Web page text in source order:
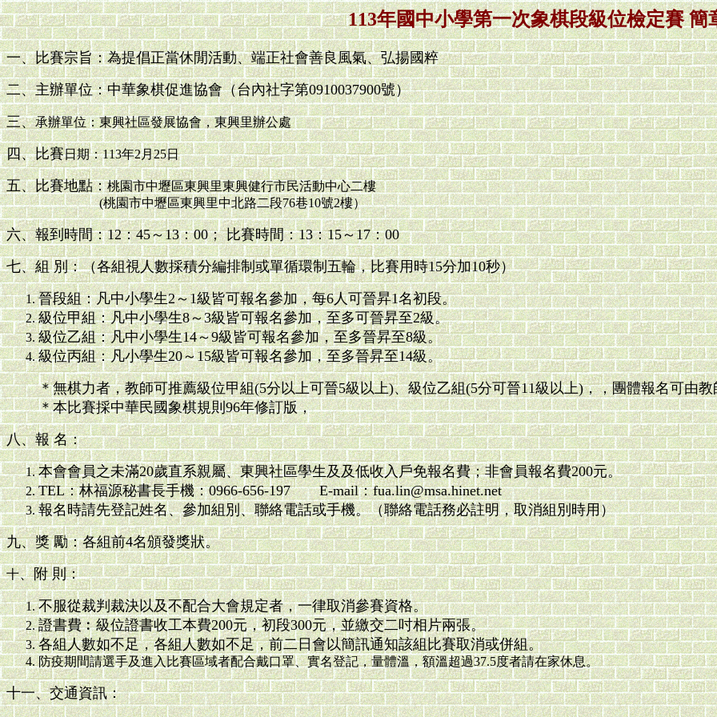
113年國中小學第一次象棋段級位檢定賽 簡
一、比賽宗旨：為提倡正當休閒活動、端正社會善良風氣、弘揚國粹
二、主辦單位：中華象棋促進協會（台內社字第0910037900號）
三、承辦單位：東興社區發展協會，東興里辦公處
四、比賽日期：113年2月25日
五、比賽地點：桃園市中壢區東興里東興健行市民活動中心二樓
(桃園市中壢區東興里中北路二段76巷10號2樓）
六、報到時間：12：45～13：00； 比賽時間：13：15～17：00
七、組 別：（各組視人數採積分編排制或單循環制五輪，比賽用時15分加10秒）
晉段組：凡中小學生2～1級皆可報名參加，每6人可晉昇1名初段。
級位甲組：凡中小學生8～3級皆可報名參加，至多可晉昇至2級。
級位乙組：凡中小學生14～9級皆可報名參加，至多晉昇至8級。
級位丙組：凡小學生20～15級皆可報名參加，至多晉昇至14級。
＊無棋力者，教師可推薦級位甲組(5分以上可晉5級以上)、級位乙組(5分可晉11級以上)，，團體報名可由
＊本比賽採中華民國象棋規則96年修訂版，
八、報 名：
本會會員之未滿20歲直系親屬、東興社區學生及及低收入戶免報名費；非會員報名費200元。
TEL：林福源秘書長手機：0966-656-197 E-mail：fua.lin@msa.hinet.net
報名時請先登記姓名、參加組別、聯絡電話或手機。（聯絡電話務必註明，取消組別時用）
九、獎 勵：各組前4名頒發獎狀。
十、附 則：
不服從裁判裁決以及不配合大會規定者，一律取消參賽資格。
證書費︰級位證書收工本費200元，初段300元，並繳交二吋相片兩張。
各組人數如不足，各組人數如不足，前二日會以簡訊通知該組比賽取消或併組。
防疫期間請選手及進入比賽區域者配合戴口罩、實名登記，量體溫，額溫超過37.5度者請在家休息。
十一、交通資訊：